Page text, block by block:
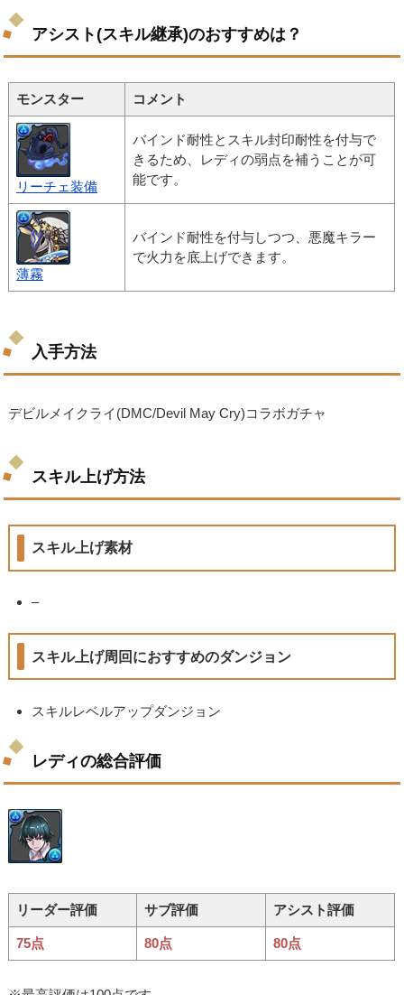
アシスト(スキル継承)のおすすめは？
モンスター コメント
リーチェ装備
バインド耐性とスキル封印耐性を付与で
きるため、レディの弱点を補うことが可
能です。
薄霧
バインド耐性を付与しつつ、悪魔キラー
で火力を底上げできます。
入手方法
デビルメイクライ(DMC/Devil May Cry)コラボガチャ
スキル上げ方法
スキル上げ素材
–
スキル上げ周回におすすめのダンジョン
スキルレベルアップダンジョン
レディの総合評価
リーダー評価 サブ評価 アシスト評価
75点 80点 80点